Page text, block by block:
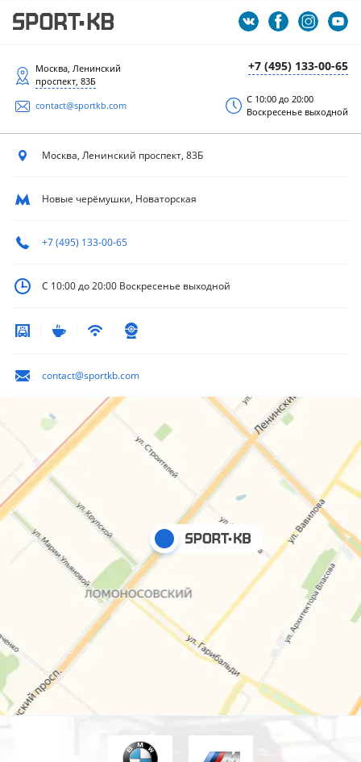
+7 (495) 133-00-65
Москва, Ленинский
проспект, 83Б
contact@sportkb.com
С 10:00 до 20:00
Воскресенье выходной
Москва, Ленинский проспект, 83Б
Новые черёмушки, Новаторская
+7 (495) 133-00-65
С 10:00 до 20:00 Воскресенье выходной
contact@sportkb.com